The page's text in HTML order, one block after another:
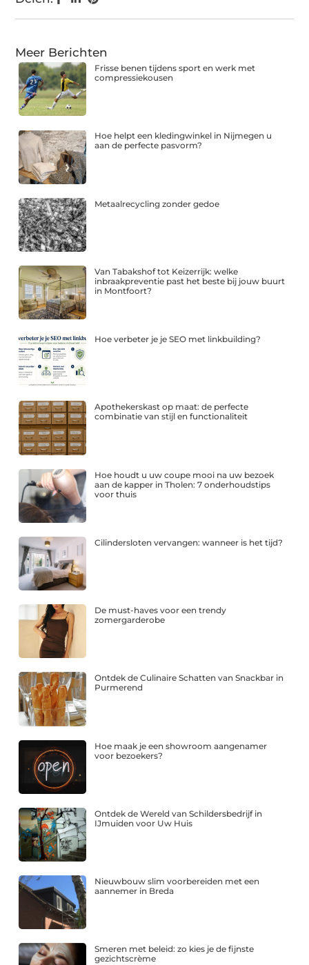
Meer Berichten
Frisse benen tijdens sport en werk met
compressiekousen
Hoe helpt een kledingwinkel in Nijmegen u
aan de perfecte pasvorm?
Metaalrecycling zonder gedoe
Van Tabakshof tot Keizerrijk: welke
inbraakpreventie past het beste bij jouw buurt
in Montfoort?
Hoe verbeter je je SEO met linkbuilding?
Apothekerskast op maat: de perfecte
combinatie van stijl en functionaliteit
Hoe houdt u uw coupe mooi na uw bezoek
aan de kapper in Tholen: 7 onderhoudstips
voor thuis
Cilindersloten vervangen: wanneer is het tijd?
De must-haves voor een trendy
zomergarderobe
Ontdek de Culinaire Schatten van Snackbar in
Purmerend
Hoe maak je een showroom aangenamer
voor bezoekers?
Ontdek de Wereld van Schildersbedrijf in
IJmuiden voor Uw Huis
Nieuwbouw slim voorbereiden met een
aannemer in Breda
Smeren met beleid: zo kies je de fijnste
gezichtscrème